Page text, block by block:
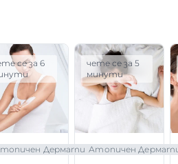
Дерматит
се за 6
Атопичен
чете се за 5
минути